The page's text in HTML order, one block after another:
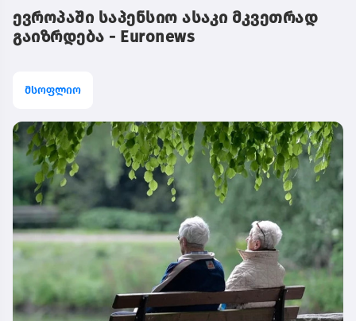
ევროპაში საპენსიო ასაკი მკვეთრად
გაიზრდება - Euronews
მსოფლიო